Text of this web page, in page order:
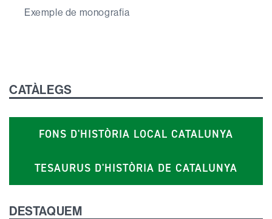
Exemple de monografia
CATÀLEGS
FONS D'HISTÒRIA LOCAL CATALUNYA
TESAURUS D'HISTÒRIA DE CATALUNYA
DESTAQUEM